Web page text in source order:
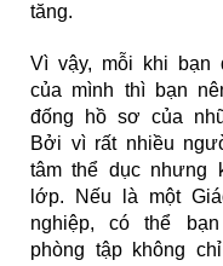
tăng.
Vì vậy, mỗi khi bạn
của mình thì bạn
đống hồ sơ của
Bởi vì rất nhiều
tâm thể dục nhưng
lớp. Nếu là một
nghiệp, có thể
phòng tập không